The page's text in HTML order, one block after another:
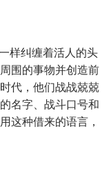
样纠缠着活人的头
围的事物并创造前
代，他们战战兢兢
名字、战斗口号和
这种借来的语言，